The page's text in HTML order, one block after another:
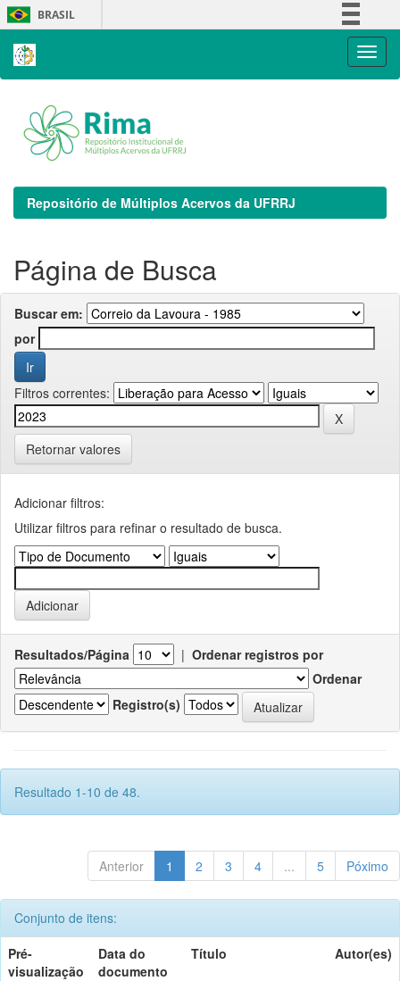
Skip
navigation
BRASIL
Repositório de Múltiplos Acervos da UFRRJ
Página de Busca
Buscar em:
por
Filtros correntes:
Retornar valores
Adicionar filtros:
Utilizar filtros para refinar o resultado de busca.
Resultados/Página | Ordenar registros por
Ordenar
Registro(s)
Resultado 1-10 de 48.
Anterior 1 2 3 4 ... 5 Póximo
Conjunto de itens:
Pré-
visualização
Data do
documento
Título Autor(es)